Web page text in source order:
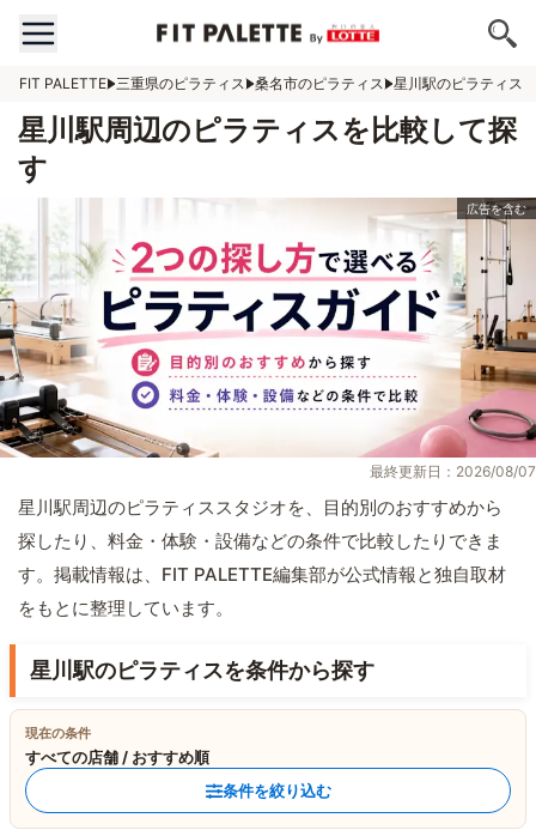
FIT PALETTE 三重県のピラティス 桑名市のピラティス 星川駅のピラティス
星川駅周辺のピラティスを比較して探
す
最終更新日：2026/08/07
星川駅周辺のピラティススタジオを、目的別のおすすめから
探したり、料金・体験・設備などの条件で比較したりできま
す。掲載情報は、FIT PALETTE編集部が公式情報と独自取材
をもとに整理しています。
星川駅のピラティスを条件から探す
現在の条件
すべての店舗 / おすすめ順
条件を絞り込む